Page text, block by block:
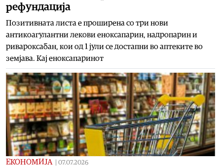
рефундација
Позитивната листа е проширена со три нови
антикоагулантни лекови еноксапарин, надропарин и
ривароксабан, кои од 1 јули се достапни во аптеките во
земјава. Кај еноксапаринот
ЕКОНОМИЈА 07.07.2026